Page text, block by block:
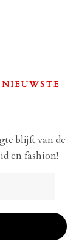
blijft van de
en fashion!